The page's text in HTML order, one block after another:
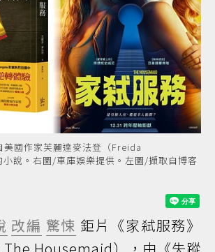
美國作家芙麗達麥法登（Freida
說。右圖/車庫娛樂提供。左圖/擷取自博客
改編 驚悚 鉅片《家弒服務》
The Housemaid），由《失蹤